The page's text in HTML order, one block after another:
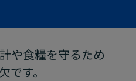
や食糧を守るため
です。